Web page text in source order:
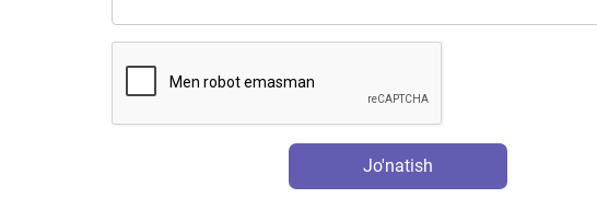
Jo'natish